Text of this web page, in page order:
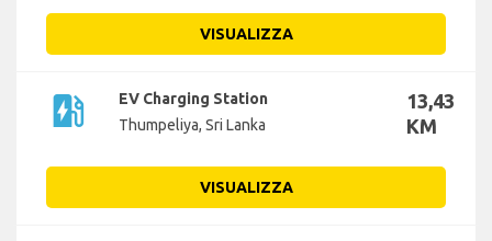
VISUALIZZA
ev_station
EV Charging Station
Thumpeliya, Sri Lanka
13,43
KM
VISUALIZZA